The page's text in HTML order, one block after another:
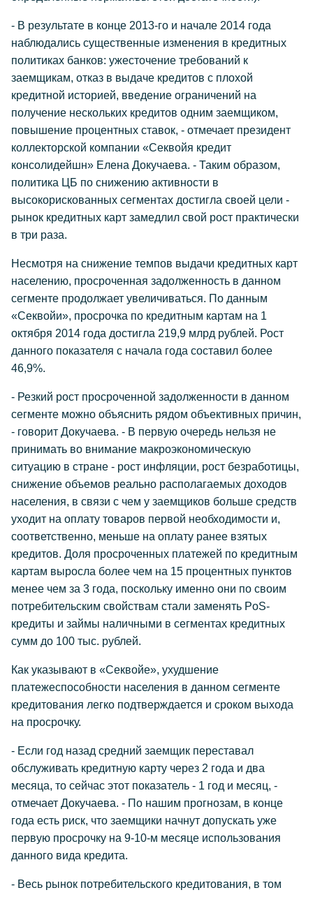
- В результате в конце 2013-го и начале 2014 года
наблюдались существенные изменения в кредитных
политиках банков: ужесточение требований к
заемщикам, отказ в выдаче кредитов с плохой
кредитной историей, введение ограничений на
получение нескольких кредитов одним заемщиком,
повышение процентных ставок, - отмечает президент
коллекторской компании «Секвойя кредит
консолидейшн» Елена Докучаева. - Таким образом,
политика ЦБ по снижению активности в
высокорискованных сегментах достигла своей цели -
рынок кредитных карт замедлил свой рост практически
в три раза.
Несмотря на снижение темпов выдачи кредитных карт
населению, просроченная задолженность в данном
сегменте продолжает увеличиваться. По данным
«Секвойи», просрочка по кредитным картам на 1
октября 2014 года достигла 219,9 млрд рублей. Рост
данного показателя с начала года составил более
46,9%.
- Резкий рост просроченной задолженности в данном
сегменте можно объяснить рядом объективных причин,
- говорит Докучаева. - В первую очередь нельзя не
принимать во внимание макроэкономическую
ситуацию в стране - рост инфляции, рост безработицы,
снижение объемов реально располагаемых доходов
населения, в связи с чем у заемщиков больше средств
уходит на оплату товаров первой необходимости и,
соответственно, меньше на оплату ранее взятых
кредитов. Доля просроченных платежей по кредитным
картам выросла более чем на 15 процентных пунктов
менее чем за 3 года, поскольку именно они по своим
потребительским свойствам стали заменять PoS-
кредиты и займы наличными в сегментах кредитных
сумм до 100 тыс. рублей.
Как указывают в «Секвойе», ухудшение
платежеспособности населения в данном сегменте
кредитования легко подтверждается и сроком выхода
на просрочку.
- Если год назад средний заемщик переставал
обслуживать кредитную карту через 2 года и два
месяца, то сейчас этот показатель - 1 год и месяц, -
отмечает Докучаева. - По нашим прогнозам, в конце
года есть риск, что заемщики начнут допускать уже
первую просрочку на 9-10-м месяце использования
данного вида кредита.
- Весь рынок потребительского кредитования, в том